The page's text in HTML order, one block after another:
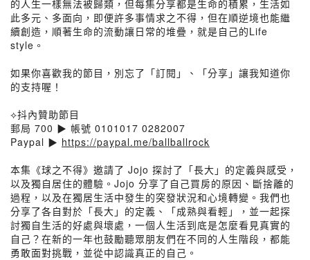
的人生一樣無法被歸類，但每集分享都是生命的積累，生活如
此多元、多面向，即便許多事情求之不得，但在順逆境也能繼
續創造，順著生命的流動讓日常的堆疊，就是自己的Life
style。
如果你喜歡我的節目，別忘了「訂閱」、「分享」讓我知道你
的支持喔！
⟡抖內贊助節目
郵局 700 ▶ 帳號 0101017 0282007
Paypal ▶ https://paypal.me/ballballrock
本集《球之不得》邀請了 Jojo 探討了「長大」的定義與感受，
以及獨自居住的體驗。Jojo 分享了自己買房的原因、斷捨離的
過程，以及在獨居生活中發生的突發狀況和心境轉變。我們也
分享了各自對於「長大」的定義、「成熟與看輕」，並一起探
討獨自生活的好處與壞處，一個人生活到底是怎麼看見真實的
自己？在新的一年也鼓勵聽眾朋友們在不同的人生階段，都能
勇敢面對挑戰，並從中認識真正的自己。